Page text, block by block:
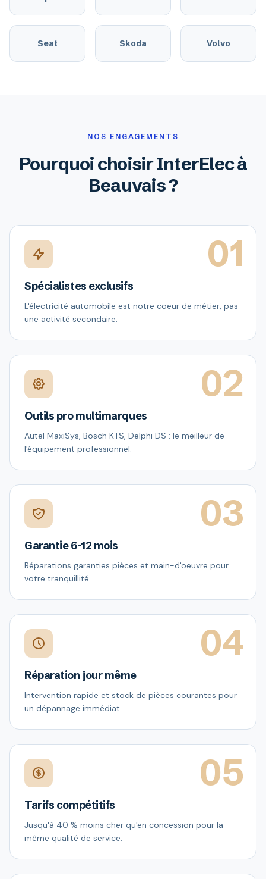
Seat Skoda Volvo
NOS ENGAGEMENTS
Pourquoi choisir InterElec à
Beauvais ?
01
Spécialistes exclusifs
L'électricité automobile est notre coeur de métier, pas
une activité secondaire.
02
Outils pro multimarques
Autel MaxiSys, Bosch KTS, Delphi DS : le meilleur de
l'équipement professionnel.
03
Garantie 6-12 mois
Réparations garanties pièces et main-d'oeuvre pour
votre tranquillité.
04
Réparation jour même
Intervention rapide et stock de pièces courantes pour
un dépannage immédiat.
05
Tarifs compétitifs
Jusqu'à 40 % moins cher qu'en concession pour la
même qualité de service.